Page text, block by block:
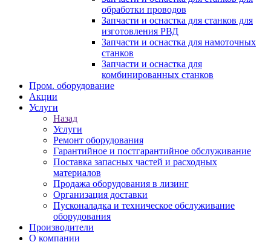
обработки проводов
Запчасти и оснастка для станков для
изготовления РВД
Запчасти и оснастка для намоточных
станков
Запчасти и оснастка для
комбинированных станков
Пром. оборудование
Акции
Услуги
Назад
Услуги
Ремонт оборудования
Гарантийное и постгарантийное обслуживание
Поставка запасных частей и расходных
материалов
Продажа оборудования в лизинг
Организация доставки
Пусконаладка и техническое обслуживание
оборудования
Производители
О компании